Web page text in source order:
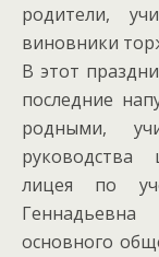
родители,
виновники
В этот
последние
родными,
руководства
лицея по
Геннадьевна
основного